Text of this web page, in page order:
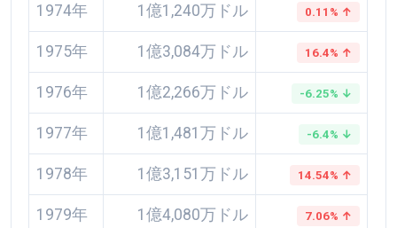
1974年 1億1,240万ドル 0.11% ↑
1975年 1億3,084万ドル 16.4% ↑
1976年 1億2,266万ドル -6.25% ↓
1977年 1億1,481万ドル -6.4% ↓
1978年 1億3,151万ドル 14.54% ↑
1979年 1億4,080万ドル 7.06% ↑